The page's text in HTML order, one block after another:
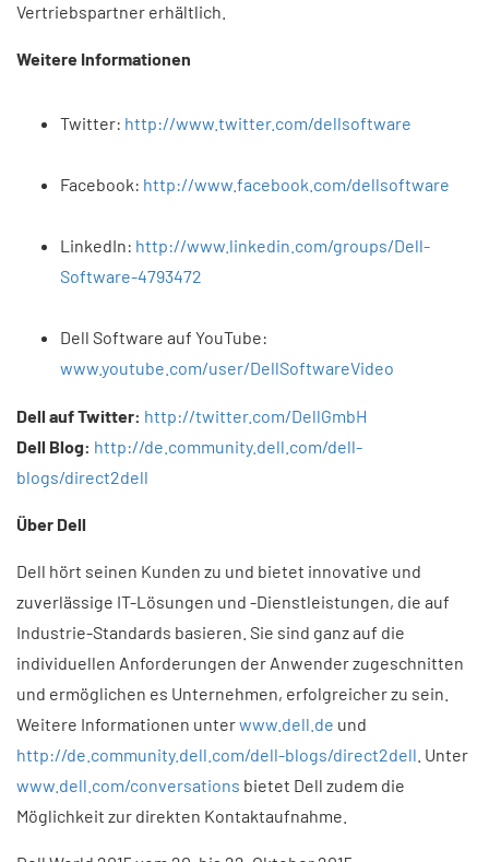
Vertriebspartner erhältlich.
Weitere Informationen
Twitter: http://www.twitter.com/dellsoftware
Facebook: http://www.facebook.com/dellsoftware
LinkedIn: http://www.linkedin.com/groups/Dell-
Software-4793472
Dell Software auf YouTube:
www.youtube.com/user/DellSoftwareVideo
Dell auf Twitter: http://twitter.com/DellGmbH
Dell Blog: http://de.community.dell.com/dell-
blogs/direct2dell
Über Dell
Dell hört seinen Kunden zu und bietet innovative und
zuverlässige IT-Lösungen und -Dienstleistungen, die auf
Industrie-Standards basieren. Sie sind ganz auf die
individuellen Anforderungen der Anwender zugeschnitten
und ermöglichen es Unternehmen, erfolgreicher zu sein.
Weitere Informationen unterwww.dell.de und
http://de.community.dell.com/dell-blogs/direct2dell . Unter
www.dell.com/conversations bietet Dell zudem die
Möglichkeit zur direkten Kontaktaufnahme.